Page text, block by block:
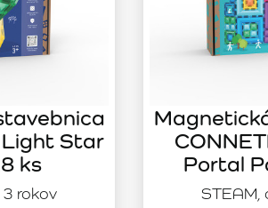
rokov
Light Star
ks
STEAM,
Portal